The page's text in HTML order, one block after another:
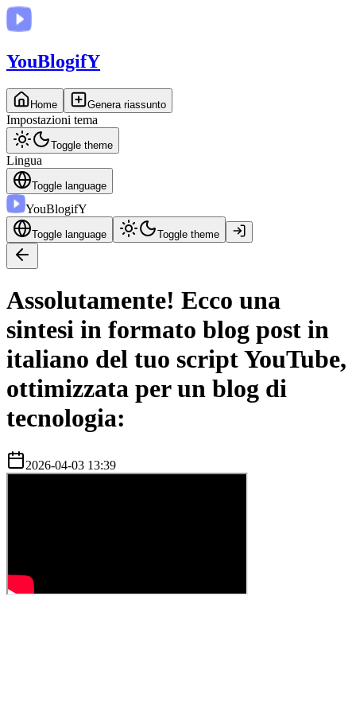
YouBlogifY
Home Genera riassunto
Impostazioni tema
Toggle theme
Lingua
Toggle language
YouBlogifY
Toggle language Toggle theme
Assolutamente! Ecco una
sintesi in formato blog post in
italiano del tuo script YouTube,
ottimizzata per un blog di
tecnologia:
2026-04-03 13:39